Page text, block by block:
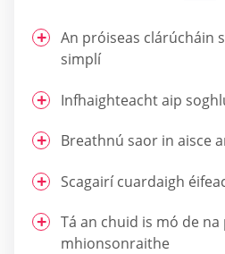
An próiseas clárúcháin
simplí
Infhaighteacht aip
Breathnú saor in aisce
Scagairí cuardaigh
Tá an chuid is mó de
mhionsonraithe